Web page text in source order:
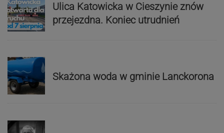
Ulica Katowicka w Cieszynie znów
przejezdna. Koniec utrudnień
Skażona woda w gminie Lanckorona